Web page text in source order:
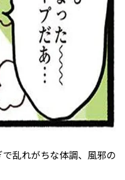
乱れがちな体調、風邪の